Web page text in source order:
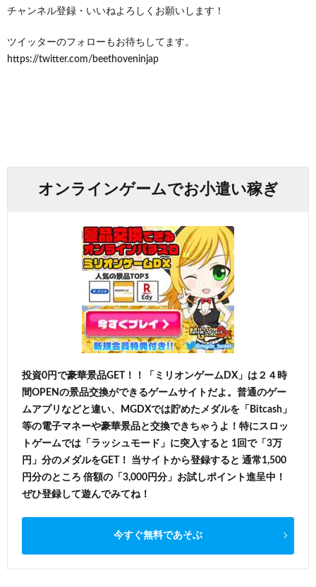
チャンネル登録・いいねよろしくお願いします！
ツイッターのフォローもお待ちしてます。
https://twitter.com/beethoveninjap
オンラインゲームでお小遣い稼ぎ
投資0円で豪華景品GET！！「ミリオンゲームDX」は２４時
間OPENの景品交換ができるゲームサイトだよ。普通のゲー
ムアプリなどと違い、MGDXでは貯めたメダルを「Bitcash」
等の電子マネーや豪華景品と交換できちゃうよ！特にスロッ
トゲームでは「ラッシュモード」に突入すると 1回で「3万
円」分のメダルをGET！ 当サイトから登録すると 通常1,500
円分のところ 倍額の「3,000円分」お試しポイント進呈中！
ぜひ登録して遊んでみてね！
今すぐ無料であそぶ